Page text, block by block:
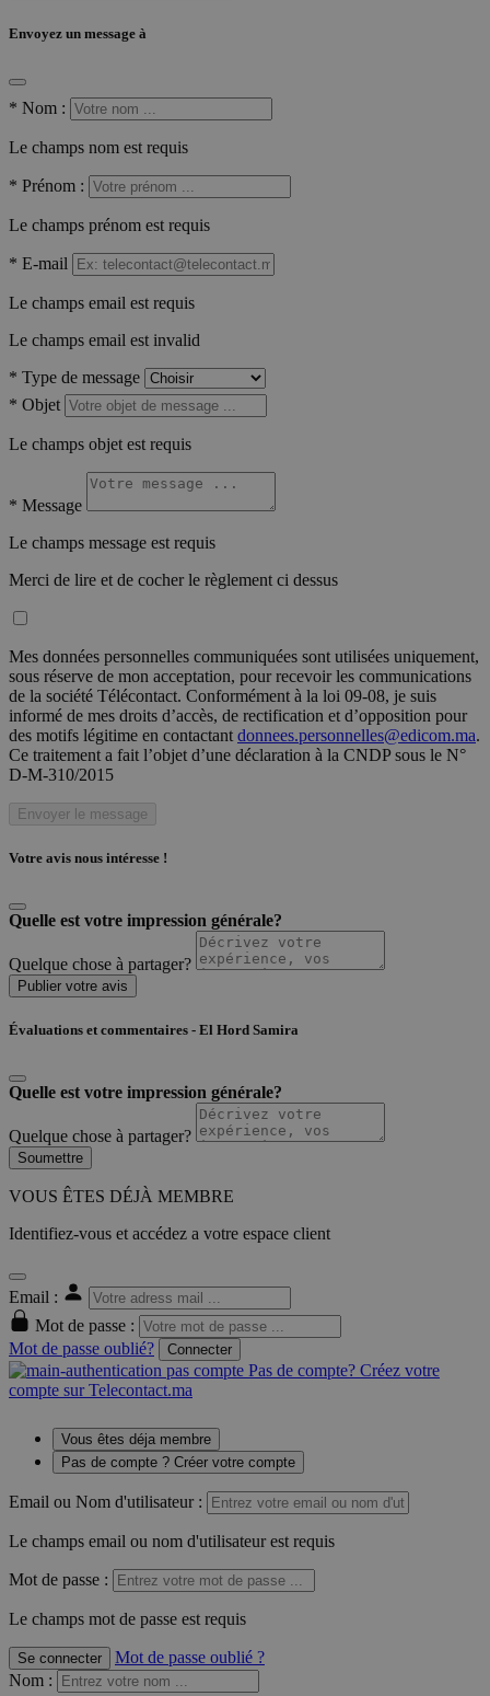
Envoyez un message à
* Nom :
Le champs nom est requis
* Prénom :
Le champs prénom est requis
* E-mail
Le champs email est requis
Le champs email est invalid
* Type de message
* Objet
Le champs objet est requis
* Message
Le champs message est requis
Merci de lire et de cocher le règlement ci dessus
Mes données personnelles communiquées sont utilisées uniquement,
sous réserve de mon acceptation, pour recevoir les communications
de la société Télécontact. Conformément à la loi 09-08, je suis
informé de mes droits d’accès, de rectification et d’opposition pour
des motifs légitime en contactant donnees.personnelles@edicom.ma.
Ce traitement a fait l’objet d’une déclaration à la CNDP sous le N°
D-M-310/2015
Envoyer le message
Votre avis nous intéresse !
Quelle est votre impression générale?
Quelque chose à partager?
Publier votre avis
Évaluations et commentaires - El Hord Samira
Quelle est votre impression générale?
Quelque chose à partager?
Soumettre
VOUS ÊTES DÉJÀ MEMBRE
Identifiez-vous et accédez a votre espace client
Email :
Mot de passe :
Mot de passe oublié?
Connecter
Pas de compte? Créez votre
compte sur Telecontact.ma
Vous êtes déja membre
Pas de compte ? Créer votre compte
Email ou Nom d'utilisateur :
Le champs email ou nom d'utilisateur est requis
Mot de passe :
Le champs mot de passe est requis
Se connecter
Mot de passe oublié ?
Nom :